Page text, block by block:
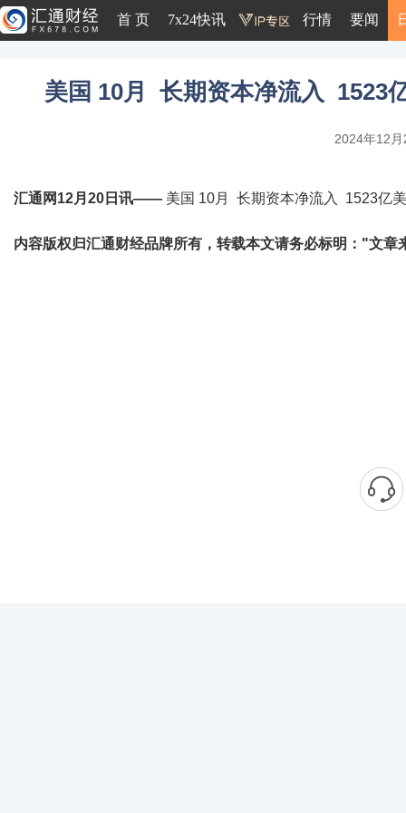
首 页 7x24快讯 行情 要闻
美国 10月 长期资本净流入 1523
2024年12
汇通网12月20日讯—— 美国 10月 长期资本净流入 1523亿
内容版权归汇通财经品牌所有，转载本文请务必标明："文章